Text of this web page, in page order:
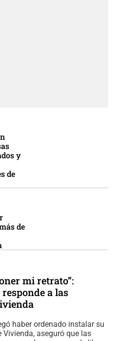
y
de
de
mi retrato”:
a las
haber ordenado instalar su
aseguró que las